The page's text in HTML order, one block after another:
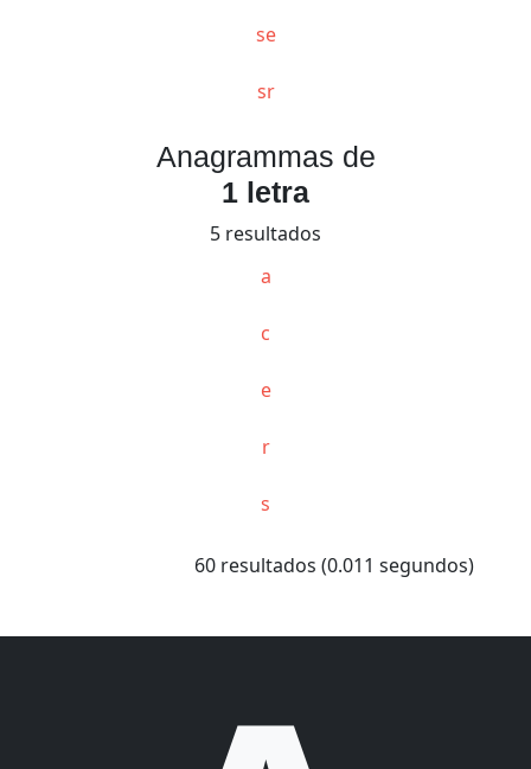
se
sr
Anagrammas de
1 letra
5 resultados
a
c
e
r
s
60 resultados (0.011 segundos)